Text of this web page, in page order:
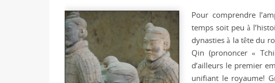
Pour comprendre
temps soit peu à
dynasties à la tête du
Qin (prononcer «
d’ailleurs le premier
unifiant le royaume!